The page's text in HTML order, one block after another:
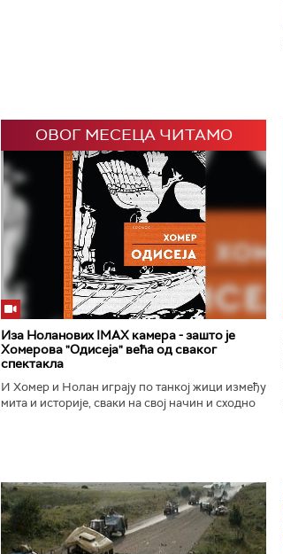
ОВОГ МЕСЕЦА ЧИТАМО
Иза Ноланових IMAX камера - зашто је
Хомерова "Одисеја" већа од сваког
спектакла
И Хомер и Нолан играју по танкој жици између
мита и историје, сваки на свој начин и сходно